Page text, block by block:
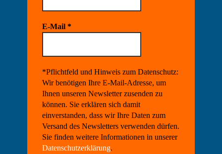
E-Mail *
*Pflichtfeld und Hinweis zum Datenschutz:
Wir benötigen Ihre E-Mail-Adresse, um
Ihnen unseren Newsletter zusenden zu
können. Sie erklären sich damit
einverstanden, dass wir Ihre Daten zum
Versand des Newsletters verwenden dürfen.
Sie finden weitere Informationen in unserer
Datenschutzerklärung.